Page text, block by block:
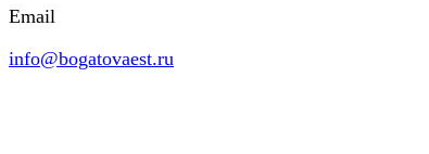
Email
info@bogatovaest.ru